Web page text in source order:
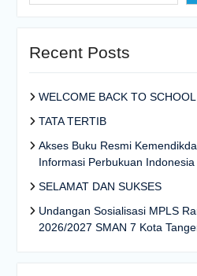
Recent Posts
WELCOME BACK TO SCHOOL
TATA TERTIB
Akses Buku Resmi
Informasi Perbukuan Indonesia
SELAMAT DAN SUKSES
Undangan Sosialisasi MPLS
2026/2027 SMAN 7 Kota